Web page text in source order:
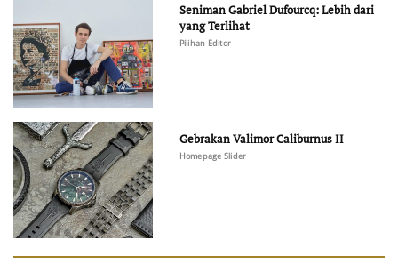
Seniman Gabriel Dufourcq: Lebih dari
yang Terlihat
Pilihan Editor
Gebrakan Valimor Caliburnus II
Homepage Slider